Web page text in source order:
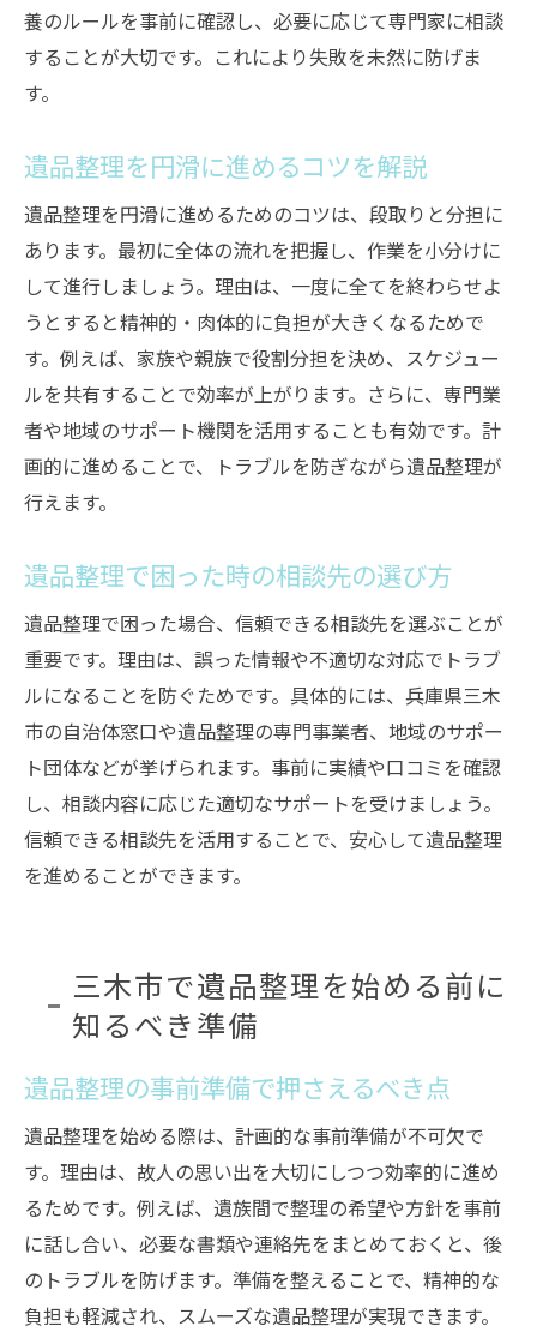
遺品整理の精神的負担を軽減する方法
遺品整理を無理なく進めるための工夫
遺品整理におけるストレス対処法を解説
遺品整理を安心して進めるためにできるこ
と
三木市ならではの遺品整理の地域ルールと対応
策
遺品整理で知っておきたい三木市のルール
自治体の分別ルールを守った遺品整理法
遺品整理に必要な三木市の手続きと注意点
地域独自の遺品整理対応策を詳しく解説
養のルールを事前に確認し、必要に応じて専門家に相談
することが大切です。これにより失敗を未然に防げま
す。
遺品整理を円滑に進めるコツを解説
遺品整理を円滑に進めるためのコツは、段取りと分担に
あります。最初に全体の流れを把握し、作業を小分けに
して進行しましょう。理由は、一度に全てを終わらせよ
うとすると精神的・肉体的に負担が大きくなるためで
す。例えば、家族や親族で役割分担を決め、スケジュー
ルを共有することで効率が上がります。さらに、専門業
者や地域のサポート機関を活用することも有効です。計
画的に進めることで、トラブルを防ぎながら遺品整理が
行えます。
遺品整理で困った時の相談先の選び方
遺品整理で困った場合、信頼できる相談先を選ぶことが
重要です。理由は、誤った情報や不適切な対応でトラブ
ルになることを防ぐためです。具体的には、兵庫県三木
市の自治体窓口や遺品整理の専門事業者、地域のサポー
ト団体などが挙げられます。事前に実績や口コミを確認
し、相談内容に応じた適切なサポートを受けましょう。
信頼できる相談先を活用することで、安心して遺品整理
を進めることができます。
三木市で遺品整理を始める前に
知るべき準備
遺品整理の事前準備で押さえるべき点
遺品整理を始める際は、計画的な事前準備が不可欠で
す。理由は、故人の思い出を大切にしつつ効率的に進め
るためです。例えば、遺族間で整理の希望や方針を事前
に話し合い、必要な書類や連絡先をまとめておくと、後
のトラブルを防げます。準備を整えることで、精神的な
負担も軽減され、スムーズな遺品整理が実現できます。